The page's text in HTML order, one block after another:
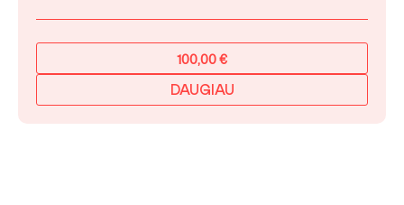
100,00 €
DAUGIAU